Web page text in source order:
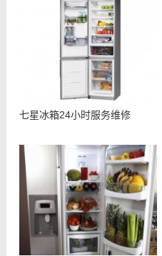
七星冰箱24小时服务维修